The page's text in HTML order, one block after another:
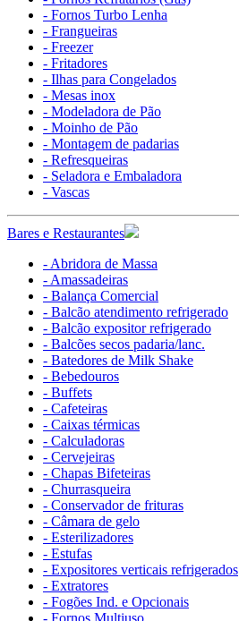
- Fornos Turbo Lenha
- Frangueiras
- Freezer
- Fritadores
- Ilhas para Congelados
- Mesas inox
- Modeladora de Pão
- Moinho de Pão
- Montagem de padarias
- Refresqueiras
- Seladora e Embaladora
- Vascas
Bares e Restaurantes
- Abridora de Massa
- Amassadeiras
- Balança Comercial
- Balcão atendimento refrigerado
- Balcão expositor refrigerado
- Balcões secos padaria/lanc.
- Batedores de Milk Shake
- Bebedouros
- Buffets
- Cafeteiras
- Caixas térmicas
- Calculadoras
- Cervejeiras
- Chapas Bifeteiras
- Churrasqueira
- Conservador de frituras
- Câmara de gelo
- Esterilizadores
- Estufas
- Expositores verticais refrigerados
- Extratores
- Fogões Ind. e Opcionais
- Fornos Multiuso